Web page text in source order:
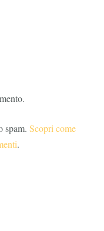
spam.Scopri come
.